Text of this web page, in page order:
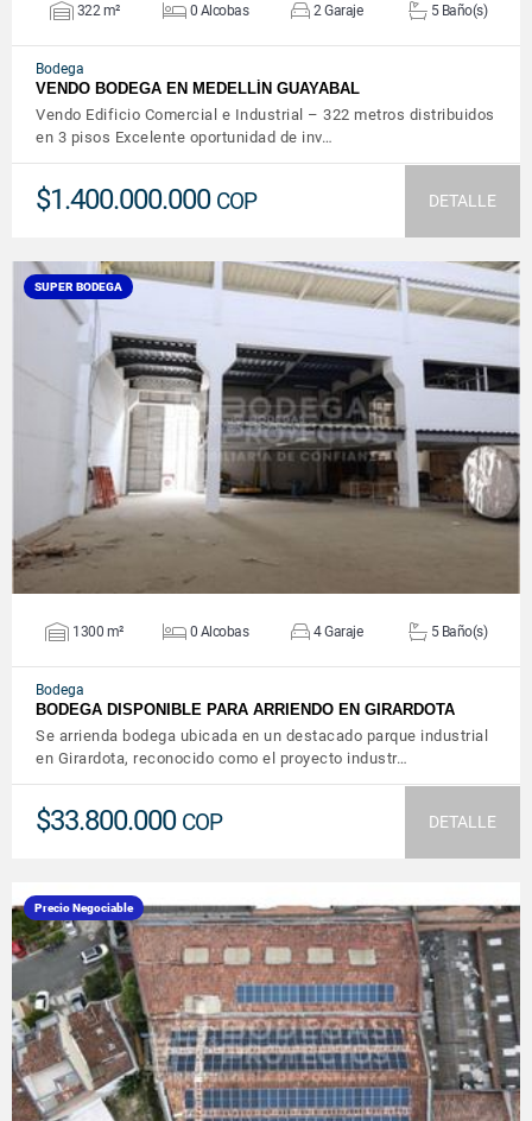
322 m² 0 Alcobas 2 Garaje 5 Baño(s)
Bodega
VENDO BODEGA EN MEDELLÍN GUAYABAL
Vendo Edificio Comercial e Industrial – 322 metros distribuidos
en 3 pisos Excelente oportunidad de inv…
$1.400.000.000 COP DETALLE
SUPER BODEGA
VER DETALLES
1300 m² 0 Alcobas 4 Garaje 5 Baño(s)
Bodega
BODEGA DISPONIBLE PARA ARRIENDO EN GIRARDOTA
Se arrienda bodega ubicada en un destacado parque industrial
en Girardota, reconocido como el proyecto industr…
$33.800.000 COP DETALLE
Precio Negociable
VER DETALLES